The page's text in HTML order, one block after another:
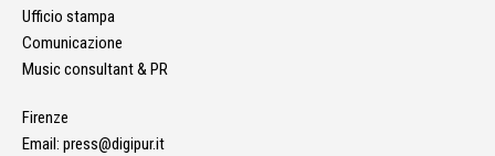
Ufficio stampa
Comunicazione
Music consultant & PR
Firenze
Email: press@digipur.it